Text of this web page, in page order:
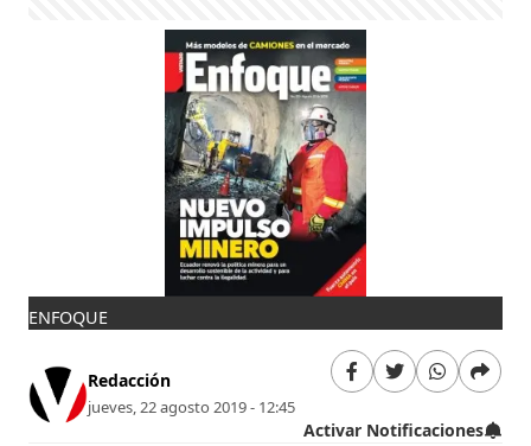
ENFOQUE
Redacción
jueves, 22 agosto 2019 - 12:45
Activar Notificaciones